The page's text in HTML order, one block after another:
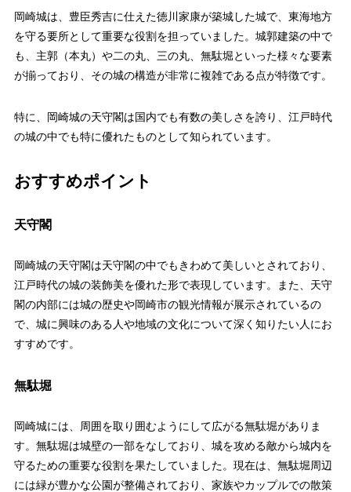
岡崎城は、豊臣秀吉に仕えた徳川家康が築城した城で、東海地方
を守る要所として重要な役割を担っていました。城郭建築の中で
も、主郭（本丸）や二の丸、三の丸、無駄堀といった様々な要素
が揃っており、その城の構造が非常に複雑である点が特徴です。
特に、岡崎城の天守閣は国内でも有数の美しさを誇り、江戸時代
の城の中でも特に優れたものとして知られています。
おすすめポイント
天守閣
岡崎城の天守閣は天守閣の中でもきわめて美しいとされており、
江戸時代の城の装飾美を優れた形で表現しています。また、天守
閣の内部には城の歴史や岡崎市の観光情報が展示されているの
で、城に興味のある人や地域の文化について深く知りたい人にお
すすめです。
無駄堀
岡崎城には、周囲を取り囲むようにして広がる無駄堀がありま
す。無駄堀は城壁の一部をなしており、城を攻める敵から城内を
守るための重要な役割を果たしていました。現在は、無駄堀周辺
には緑が豊かな公園が整備されており、家族やカップルでの散策